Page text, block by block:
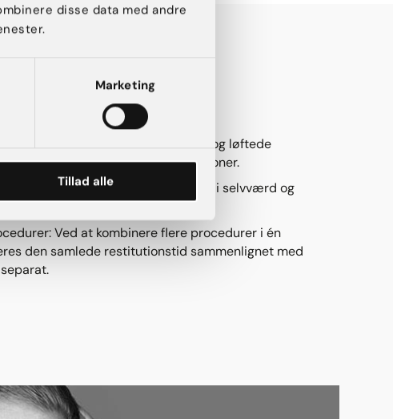
disse data med andre
Marketing
Tillad alle
Mommy Makeover
tilbyde flere fordele, herunder:​
Genskabelse af en flad mave og løftede
kroppens overordnede proportioner.​
kvinder rapporterer en stigning i selvværd og
udseende efter procedurerne.​
Ved at kombinere flere procedurer i én
den samlede restitutionstid sammenlignet med